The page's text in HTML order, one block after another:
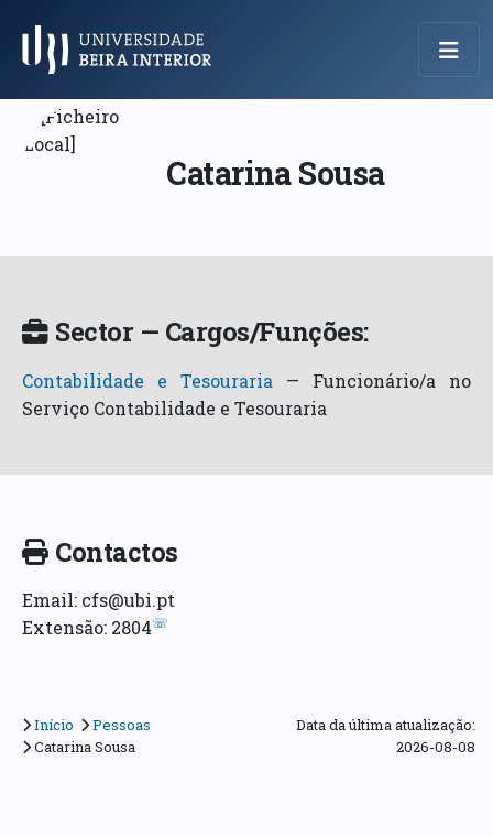
Menu Principal
Catarina Sousa
Sector — Cargos/Funções:
Contabilidade e Tesouraria — Funcionário/a no
Serviço Contabilidade e Tesouraria
Contactos
Email: cfs@ubi.pt
Extensão: 2804☏
Início
Pessoas
Catarina Sousa
Data da última atualização:
2026-08-08